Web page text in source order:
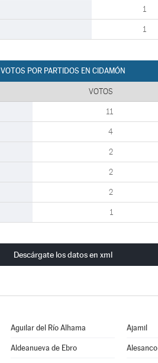
1
1
VOTOS POR PARTIDOS EN CIDAMÓN
VOTOS
11
4
2
2
2
1
Descárgate los datos en xml
Aguilar del Río Alhama Ajamil
Aldeanueva de Ebro Alesanco